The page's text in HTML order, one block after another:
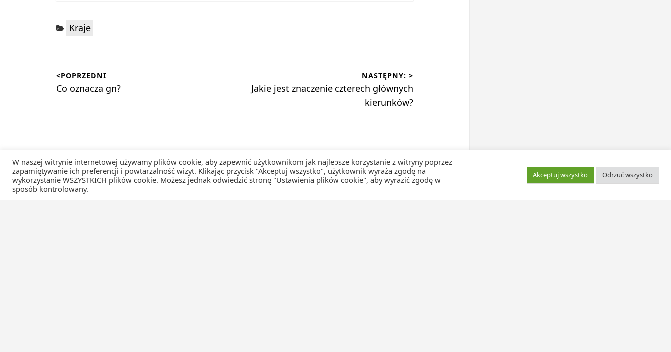
Kategorie:
Kraje
wpisu
<POPRZEDNI
Poprzedni
Co oznacza gn?
NASTĘPNY: >
Następny
Jakie jest znaczenie czterech głównych
kierunków?
W naszej witrynie internetowej używamy plików cookie, aby zapewnić użytkownikom jak najlepsze korzystanie z witryny poprzez
zapamiętywanie ich preferencji i powtarzalność wizyt. Klikając przycisk "Akceptuj wszystko", użytkownik wyraża zgodę na
wykorzystanie WSZYSTKICH plików cookie. Możesz jednak odwiedzić stronę "Ustawienia plików cookie", aby wyrazić zgodę w
sposób kontrolowany.
Akceptuj wszystko Odrzuć wszystko